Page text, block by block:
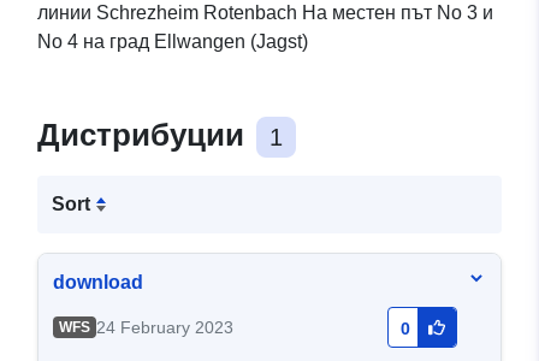
линии Schrezheim Rotenbach На местен път No 3 и
No 4 на град Ellwangen (Jagst)
Дистрибуции 1
Sort
download
WFS 24 February 2023 0